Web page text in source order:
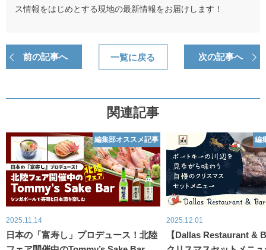
ス情報をはじめとする現地の最新情報をお届けします！
前の記事へ 次の記事へ
一覧に戻る
関連記事
編集部オススメ記事
2025.11.14
日本の「富寿し」プロデュース！北陸
編
2025.12.01
【Dallas Restaurant &